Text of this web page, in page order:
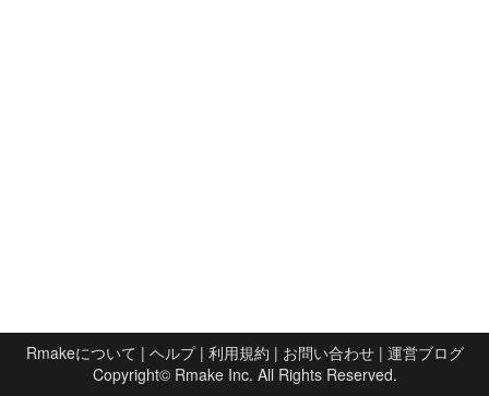
Rmakeについて | ヘルプ| 利用規約 | お問い合わせ| 運営ブログ
Copyright© Rmake Inc. All Rights Reserved.